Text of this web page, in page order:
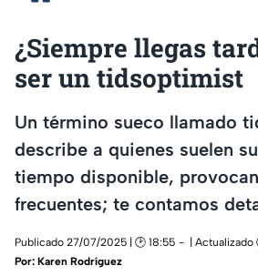
¿Siempre llegas
ser un tidsoptimist
Un término sueco llamado
describe a quienes suelen
tiempo disponible,
frecuentes; te contamos
Publicado 27/07/2025 | 🕑 18:55
| Actualizado
Por: Karen Rodríguez